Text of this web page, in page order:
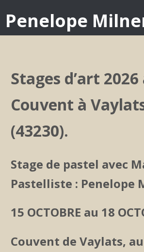
Penelope
Stages d’art 2026
Couvent à
(43230).
Stage de pastel avec
Pastelliste : Penelope
15 OCTOBRE au 18
Couvent de Vaylats, au